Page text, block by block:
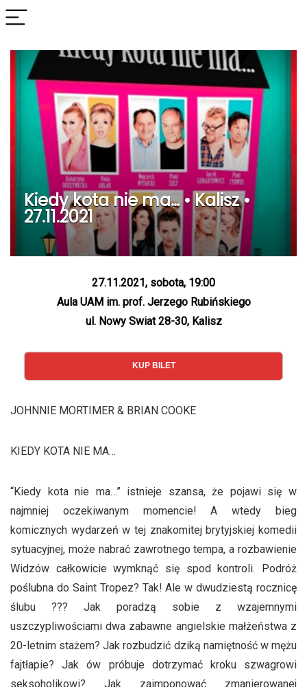
Kiedy kota nie ma… • Kalisz •
27.11.2021
27.11.2021, sobota, 19:00
Aula UAM im. prof. Jerzego Rubińskiego
ul. Nowy Swiat 28-30, Kalisz
KUP BILET
JOHNNIE MORTIMER & BRIAN COOKE
KIEDY KOTA NIE MA…
“Kiedy kota nie ma…” istnieje szansa, że pojawi się w
najmniej oczekiwanym momencie! A wtedy bieg
komicznych wydarzeń w tej znakomitej brytyjskiej komedii
sytuacyjnej, może nabrać zawrotnego tempa, a rozbawienie
Widzów całkowicie wymknąć się spod kontroli. Podróż
poślubna do Saint Tropez? Tak! Ale w dwudziestą rocznicę
ślubu ??? Jak poradzą sobie z wzajemnymi
uszczypliwościami dwa zabawne angielskie małżeństwa z
20-letnim stażem? Jak rozbudzić dziką namiętność w mężu
fajtłapie? Jak ów próbuje dotrzymać kroku szwagrowi
seksoholikowi? Jak zaimponować zmanierowanej